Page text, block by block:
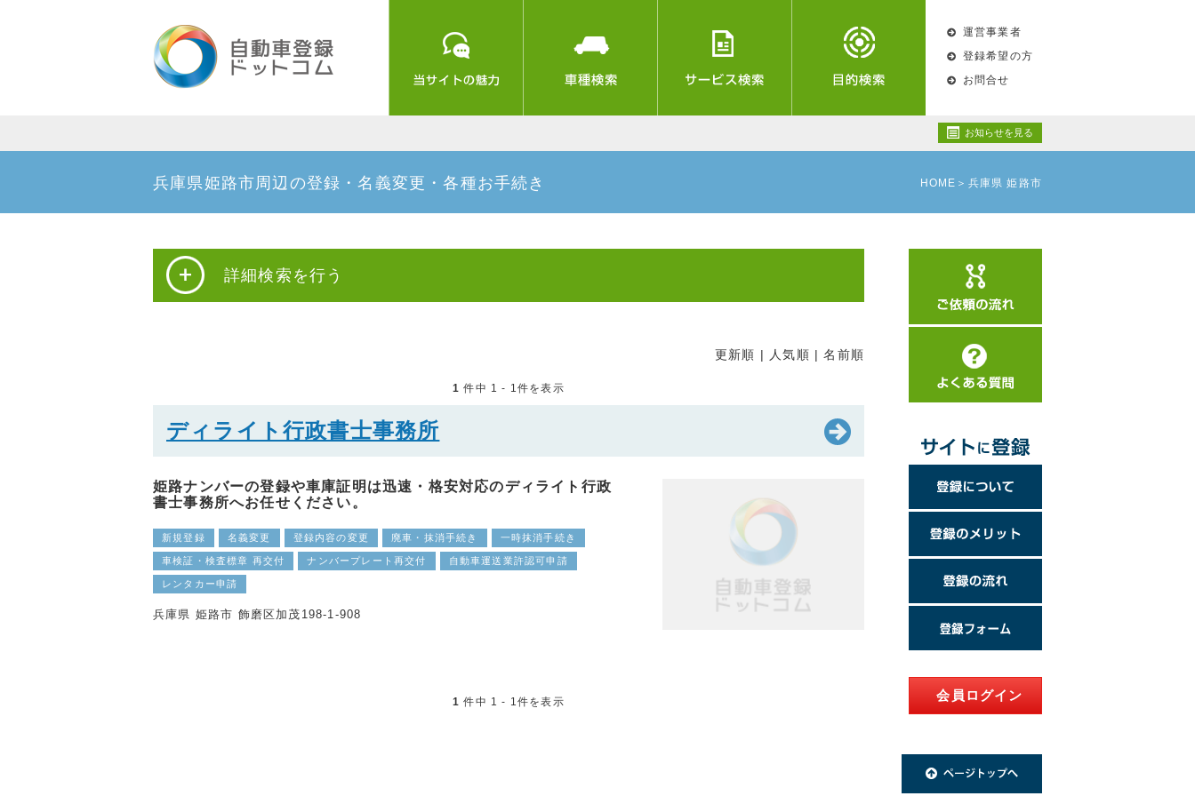
運営事業者
登録希望の方
お問合せ
お知らせを見る
兵庫県姫路市周辺の登録・名義変更・各種お手続き HOME 兵庫県 姫路市
詳細検索を行う
更新順 | 人気順 |名前順
1 件中 1 - 1件を表示
ディライト行政書士事務所
姫路ナンバーの登録や車庫証明は迅速・格安対応のディライト行政
書士事務所へお任せください。
新規登録 名義変更 登録内容の変更 廃車・抹消手続き 一時抹消手続き
車検証・検査標章 再交付 ナンバープレート再交付 自動車運送業許認可申請
レンタカー申請
兵庫県 姫路市 飾磨区加茂198-1-908
1 件中 1 - 1件を表示 会員ログイン